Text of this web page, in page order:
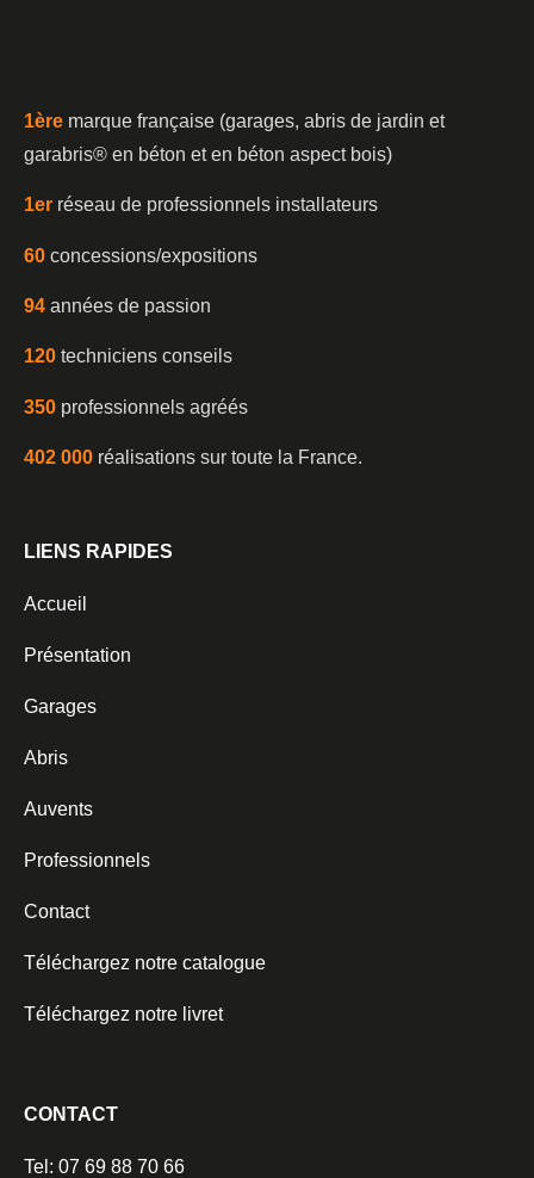
1ère marque française (garages, abris de jardin et
garabris®️ en béton et en béton aspect bois)
1er réseau de professionnels installateurs
60 concessions/expositions
94 années de passion
120 techniciens conseils
350 professionnels agréés
402 000 réalisations sur toute la France.
LIENS RAPIDES
Accueil
Présentation
Garages
Abris
Auvents
Professionnels
Contact
Téléchargez notre catalogue
Téléchargez notre livret
CONTACT
Tel: 07 69 88 70 66